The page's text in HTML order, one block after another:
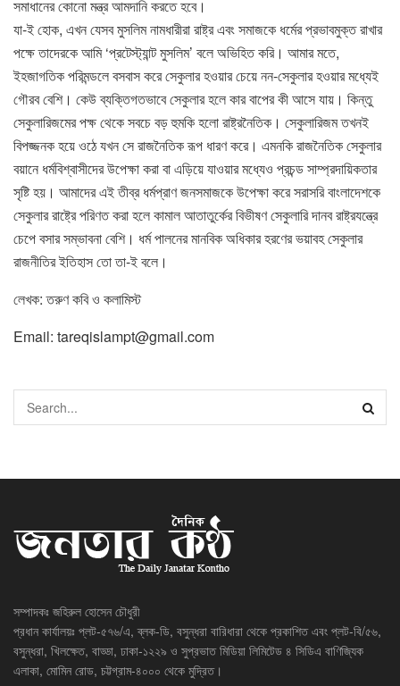
সমাধানের কোনো মন্ত্র আমদানি করতে হবে।
যা-ই হোক, এখন যেসব মুসলিম নামধারীরা রাষ্ট্র এবং সমাজকে ধর্মের প্রভাবমুক্ত রাখার
পক্ষে তাদেরকে আমি ‘প্রটেস্ট্যান্ট মুসলিম’ বলে অভিহিত করি। আমার মতে,
ইহজাগতিক পরিমন্ডলে বসবাস করে সেকুলার হওয়ার চেয়ে নন-সেকুলার হওয়ার মধ্যেই
গৌরব বেশি। কেউ ব্যক্তিগতভাবে সেকুলার হলে কার বাপের কী আসে যায়। কিন্তু
সেকুলারিজমের পক্ষ থেকে সবচে বড় হুমকি হলো রাষ্ট্রনৈতিক। সেকুলারিজম তখনই
বিপজ্জনক হয়ে ওঠে যখন সে রাজনৈতিক রূপ ধারণ করে। এমনকি রাজনৈতিক সেকুলার
বয়ানে ধর্মবিশ্বাসীদের উপেক্ষা করা বা এড়িয়ে যাওয়ার মধ্যেও প্রচন্ড সাম্প্রদায়িকতার
সৃষ্টি হয়। আমাদের এই তীব্র ধর্মপ্রাণ জনসমাজকে উপেক্ষা করে সরাসরি বাংলাদেশকে
সেকুলার রাষ্ট্রে পরিণত করা হলে কামাল আতাতুর্কের বিভীষণ সেকুলারি দানব রাষ্ট্রযন্ত্রে
চেপে বসার সম্ভাবনা বেশি। ধর্ম পালনের মানবিক অধিকার হরণের ভয়াবহ সেকুলার
রাজনীতির ইতিহাস তো তা-ই বলে।
লেখক: তরুণ কবি ও কলামিস্ট
Email: tareqislampt@gmail.com
সম্পাদকঃ জহিরুল হোসেন চৌধুরী
প্রধান কার্যালয়ঃ প্লট-৫৭৬/এ, ব্লক-ডি, বসুন্ধরা বারিধারা থেকে প্রকাশিত এবং প্লট-বি/৫৬,
বসুন্ধরা, খিলক্ষেত, বাড্ডা, ঢাকা-১২২৯ ও সুপ্রভাত মিডিয়া লিমিটেড ৪ সিডিএ বাণিজ্যিক
এলাকা, মোমিন রোড, চট্টগ্রাম-৪০০০ থেকে মুদ্রিত।